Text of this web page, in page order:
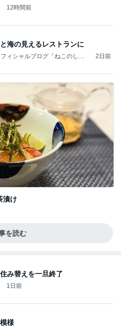
12時間前
海の見えるレストランに
ィシャルブログ「ねこのしっ
2日前
漬け
を読む
み替えを一旦終了
1日前
様